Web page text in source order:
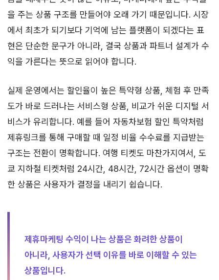
을 주는 상품 구조를 만들어야 오래 가기 때문입니다. 시장
에서 최초가 되기보다 기억에 남는 플랫폼이 되겠다는 표
현은 단순한 문구가 아니라, 결국 상품과 파트너 설계가 수
익을 가른다는 뜻으로 읽어야 합니다.
실제 운영에서는 할인율이 높은 특약형 상품, 체험 후 만족
도가 바로 드러나는 서비스형 상품, 비교가 쉬운 디지털 서
비스가 유리합니다. 예를 들어 자동차보험 할인 특약처럼
제휴링크를 통해 구매할 때 일정 비율 수수료를 지급받는
구조는 전환이 명확합니다. 여행 티켓도 마찬가지여서, 도
쿄 지하철 티켓처럼 24시간, 48시간, 72시간 옵션이 명확
한 상품은 사용자가 결정을 내리기 쉽습니다.
제휴마케팅 수익이 나는 상품은 화려한 상품이
아니라, 사용자가 선택 이유를 바로 이해할 수 있는
상품입니다.